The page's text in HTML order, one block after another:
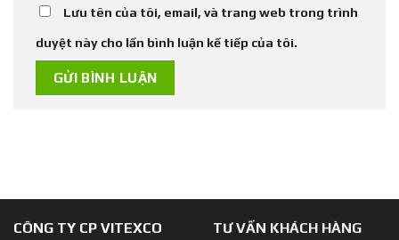
Lưu tên của tôi, email, và trang web trong trình
duyệt này cho lần bình luận kế tiếp của tôi.
CÔNG TY CP VITEXCO
TƯ VẤN KHÁCH HÀNG